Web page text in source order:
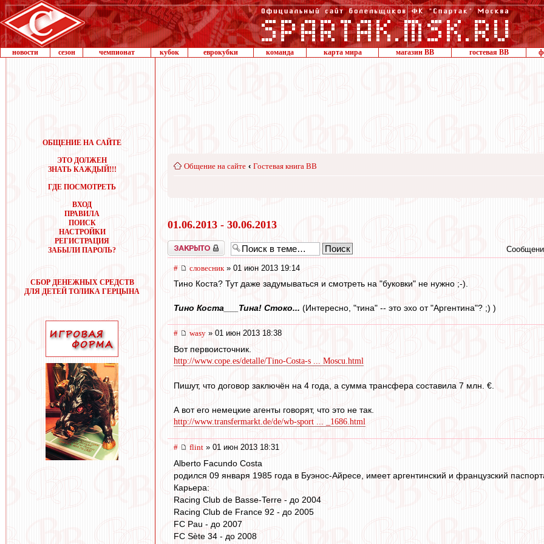
новости сезон чемпионат кубок еврокубки команда карта мира магазин ВВ гостевая ВВ
ОБЩЕНИЕ НА САЙТЕ
ЭТО ДОЛЖЕН
ЗНАТЬ КАЖДЫЙ!!!
ГДЕ ПОСМОТРЕТЬ
ВХОД
ПРАВИЛА
ПОИСК
НАСТРОЙКИ
РЕГИСТРАЦИЯ
ЗАБЫЛИ ПАРОЛЬ?
СБОР ДЕНЕЖНЫХ СРЕДСТВ
ДЛЯ ДЕТЕЙ ТОЛИКА ГЕРЦЫНА
Общение на сайте ‹ Гостевая книга ВВ
01.06.2013 - 30.06.2013
Закрыто
# словесник » 01 июн 2013 19:14
Тино Коста? Тут даже задумываться и смотреть на "буковки" не нужно ;-).
Тино Коста___Тина! Стоко... (Интересно, "тина" -- это эхо от "Аргентина"? ;) )
# wasy » 01 июн 2013 18:38
Вот первоисточник.
http://www.cope.es/detalle/Tino-Costa-s ... Moscu.html
Пишут, что договор заключён на 4 года, а сумма трансфера составила 7 млн. €.
А вот его немецкие агенты говорят, что это не так.
http://www.transfermarkt.de/de/wb-sport ... _1686.html
# flint » 01 июн 2013 18:31
Alberto Facundo Costa
родился 09 января 1985 года в Буэнос-Айресе, имеет аргентинский и французский
Карьера:
Racing Club de Basse-Terre - до 2004
Racing Club de France 92 - до 2005
FC Pau - до 2007
FC Sète 34 - до 2008